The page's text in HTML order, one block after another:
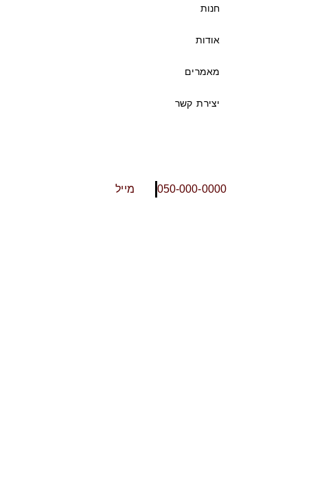
חנות
אודות
מאמרים
יצירת קשר
050-000-0000 מייל